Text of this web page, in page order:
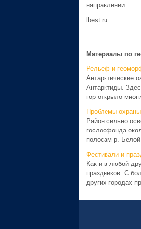
направлении.
lbest.ru
Материалы по
Рельеф и
Антарктические
Антарктиды.
гор открыло
Проблемы охраны
Район сильно
гослесфонда
полосам р.
Фестивали и
Как и в любой
праздников. С
других городах